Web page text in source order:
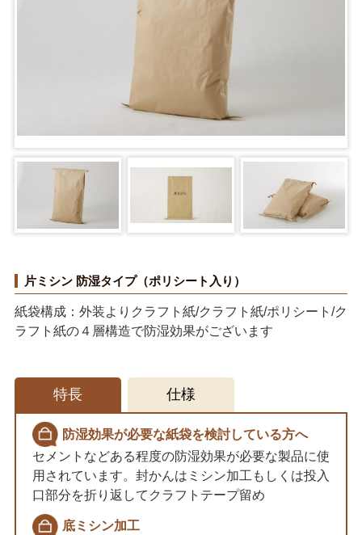
片ミシン 防湿タイプ（ポリシート入り）
紙袋構成：外装よりクラフト紙/クラフト紙/ポリシート/ク
ラフト紙の４層構造で防湿効果がございます
特長 仕様
防湿効果が必要な紙袋を検討している方へ
セメントなどある程度の防湿効果が必要な製品に使
用されています。封かんはミシン加工もしくは投入
口部分を折り返してクラフトテープ留め
底ミシン加工